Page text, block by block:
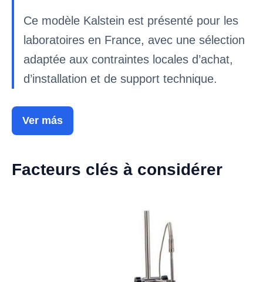
Ce modèle Kalstein est présenté pour les
laboratoires en France, avec une sélection
adaptée aux contraintes locales d’achat,
d’installation et de support technique.
Ver más
Facteurs clés à considérer